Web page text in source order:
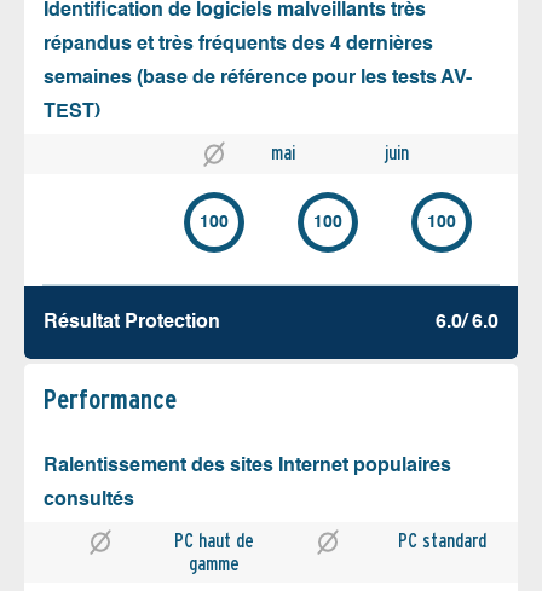
Identification de logiciels malveillants très
répandus et très fréquents des 4 dernières
semaines (base de référence pour les tests AV-
TEST)
mai juin
100 100 100
Résultat Protection 6.0/ 6.0
Performance
Ralentissement des sites Internet populaires
consultés
PC haut de
gamme
PC standard